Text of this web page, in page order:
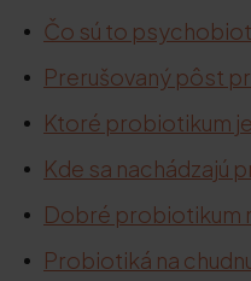
Čo sú to
Prerušovaný pôst
Ktoré probiotikum
Kde sa nachádzajú
Dobré probiotikum
Probiotiká na